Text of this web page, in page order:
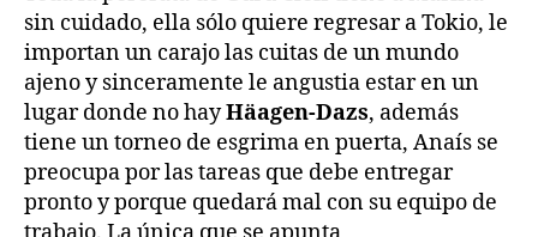
sin cuidado, ella sólo quiere regresar a Tokio, le
importan un carajo las cuitas de un mundo
ajeno y sinceramente le angustia estar en un
lugar donde no hayHäagen-Dazs, además
tiene un torneo de esgrima en puerta, Anaís se
preocupa por las tareas que debe entregar
pronto y porque quedará mal con su equipo de